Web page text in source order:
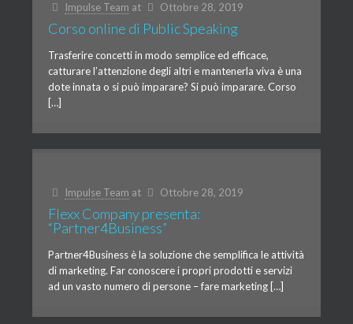
Impulse Team at Ottobre 28, 2019
Corso online di Public Speaking
Trasferire concetti in modo semplice ed efficace,
catturare l’attenzione degli altri e mantenerla viva è una
dote innata o si può imparare? Si può imparare. Corso
[…]
Impulse Team at Ottobre 28, 2019
Flexx Company presenta:
“Partner4Business”
Partner4Business è la soluzione che semplifica le attività
di marketing. Far conoscere i propri prodotti e servizi
ad un vasto numero di persone – fare marketing […]